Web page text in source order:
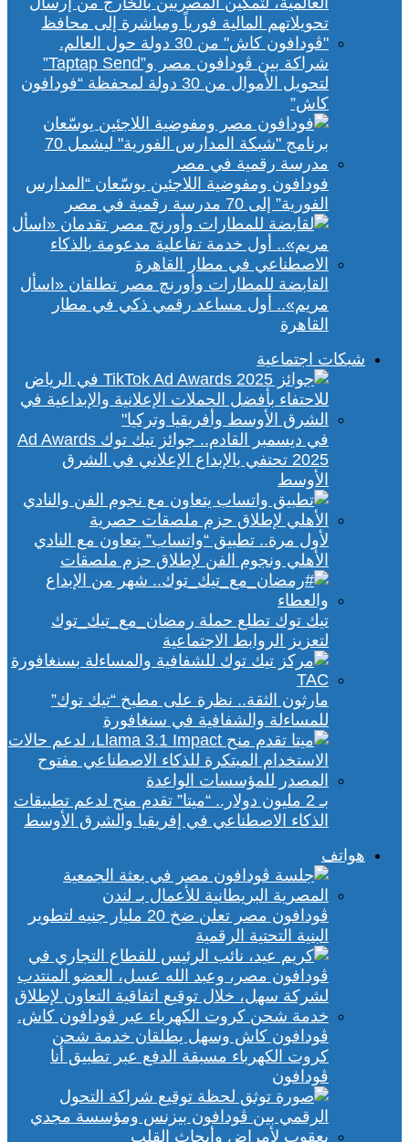
شراكة بين ڤودافون مصر و”Taptap Send”
لتحويل الأموال من 30 دولة لمحفظة “فودافون
كاش”
فودافون ومفوضية اللاجئين يوسّعان “المدارس
الفورية” إلى 70 مدرسة رقمية في مصر
القابضة للمطارات وأورنچ مصر تطلقان «اسأل
مريم».. أول مساعد رقمي ذكي في مطار
القاهرة
شبكات اجتماعية
في ديسمبر القادم.. جوائز تيك توك Ad Awards
2025 تحتفي بالإبداع الإعلاني في الشرق
الأوسط
لأول مرة.. تطبيق “واتساب” يتعاون مع النادي
الأهلي ونجوم الفن لإطلاق حزم ملصقات
تيك توك تطلع حملة رمضان_مع_تيك_توك
لتعزيز الروابط الاجتماعية
مارثون الثقة.. نظرة على مطبخ “تيك توك”
للمساءلة والشفافية في سنغافورة
بـ 2 مليون دولار.. “ميتا” تقدم منح لدعم تطبيقات
الذكاء الاصطناعي في إفريقيا والشرق الأوسط
هواتف
ڤودافون مصر تعلن ضخ 20 مليار جنيه لتطوير
البنية التحتية الرقمية
ڤودافون كاش وسهل يطلقان خدمة شحن
كروت الكهرباء مسبقة الدفع عبر تطبيق أنا
ڤودافون